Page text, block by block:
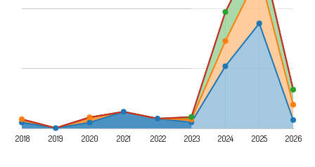
2018 2019 2020 2021 2022 2023 2024 2025 2026